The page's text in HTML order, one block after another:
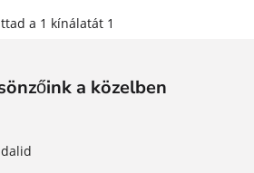
a 1 kínálatát 1
a közelben